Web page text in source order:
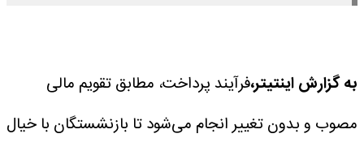
به گزارش اینتیتر،‌فرآیند پرداخت، مطابق تقویم مالی
مصوب و بدون تغییر انجام می‌شود تا بازنشستگان با خیال